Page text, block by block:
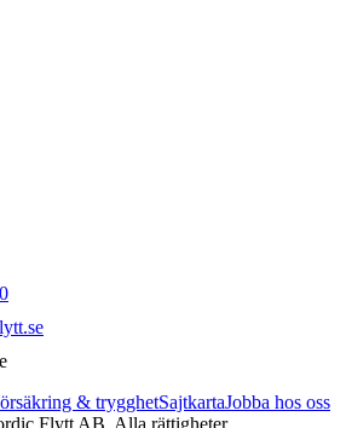
& trygghetSajtkartaJobba hos oss
Flytt AB. Alla rättigheter